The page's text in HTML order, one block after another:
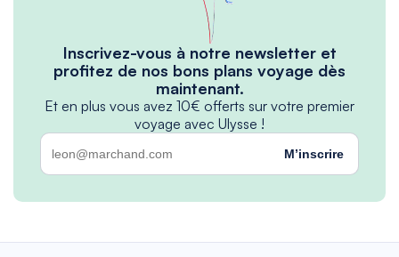
Inscrivez-vous à notre newsletter et
profitez de nos bons plans voyage dès
maintenant.
Et en plus vous avez 10€ offerts sur votre premier
voyage avec Ulysse !
M’inscrire